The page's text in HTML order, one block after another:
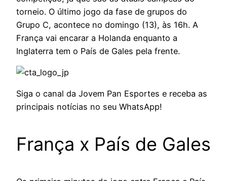
torneio. O último jogo da fase de grupos do
Grupo C, acontece no domingo (13), às 16h. A
França vai encarar a Holanda enquanto a
Inglaterra tem o País de Gales pela frente.
Siga o canal da Jovem Pan Esportes e receba as
principais notícias no seu WhatsApp!
França x País de Gales